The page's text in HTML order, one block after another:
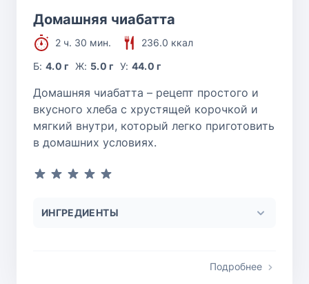
Домашняя чиабатта
2 ч. 30 мин.
236.0 ккал
Б:4.0 г Ж: 5.0 г У: 44.0 г
Домашняя чиабатта – рецепт простого и
вкусного хлеба с хрустящей корочкой и
мягкий внутри, который легко приготовить
в домашних условиях.
ИНГРЕДИЕНТЫ
Подробнее